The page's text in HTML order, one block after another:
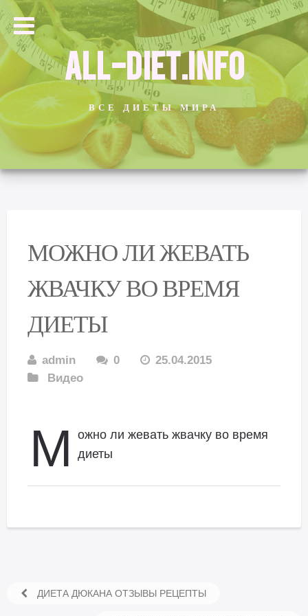
ALL-DIET.INFO
ВСЕ ДИЕТЫ МИРА
МОЖНО ЛИ ЖЕВАТЬ
ЖВАЧКУ ВО ВРЕМЯ
ДИЕТЫ
admin 0
25.04.2015
Видео
М
ожно ли жевать жвачку во время
диеты
ДИЕТА ДЮКАНА ОТЗЫВЫ РЕЦЕПТЫ